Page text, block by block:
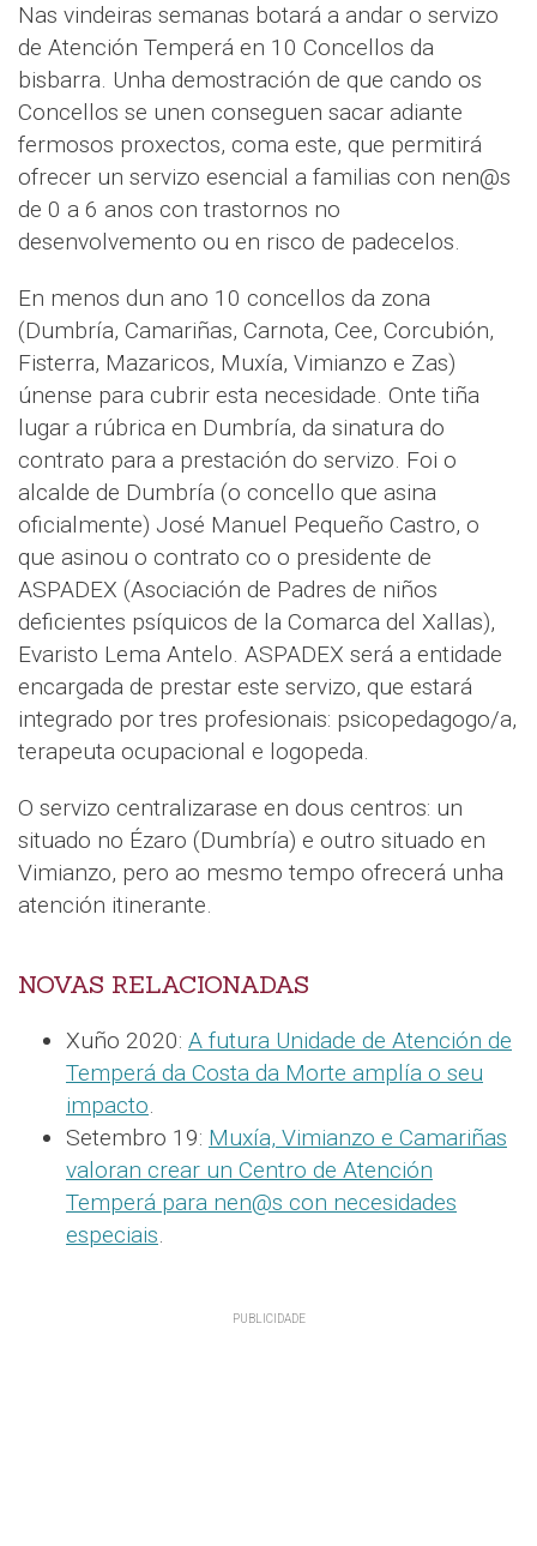
Nas vindeiras semanas botará a andar o servizo
de Atención Temperá en 10 Concellos da
bisbarra. Unha demostración de que cando os
Concellos se unen conseguen sacar adiante
fermosos proxectos, coma este, que permitirá
ofrecer un servizo esencial a familias con nen@s
de 0 a 6 anos con trastornos no
desenvolvemento ou en risco de padecelos.
En menos dun ano 10 concellos da zona
(Dumbría, Camariñas, Carnota, Cee, Corcubión,
Fisterra, Mazaricos, Muxía, Vimianzo e Zas)
únense para cubrir esta necesidade. Onte tiña
lugar a rúbrica en Dumbría, da sinatura do
contrato para a prestación do servizo. Foi o
alcalde de Dumbría (o concello que asina
oficialmente) José Manuel Pequeño Castro, o
que asinou o contrato co o presidente de
ASPADEX (Asociación de Padres de niños
deficientes psíquicos de la Comarca del Xallas),
Evaristo Lema Antelo. ASPADEX será a entidade
encargada de prestar este servizo, que estará
integrado por tres profesionais: psicopedagogo/a,
terapeuta ocupacional e logopeda.
O servizo centralizarase en dous centros: un
situado no Ézaro (Dumbría) e outro situado en
Vimianzo, pero ao mesmo tempo ofrecerá unha
atención itinerante.
NOVAS RELACIONADAS
Xuño 2020: A futura Unidade de Atención de
Temperá da Costa da Morte amplía o seu
impacto.
Setembro 19: Muxía, Vimianzo e Camariñas
valoran crear un Centro de Atención
Temperá para nen@s con necesidades
especiais.